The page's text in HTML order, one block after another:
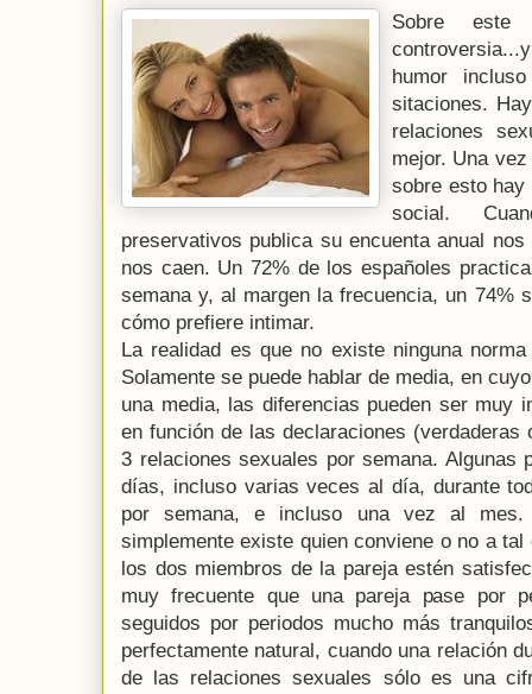
Sobre este
humor
sitaciones.
relaciones
mejor. Una
sobre esto hay
social.
preservativos publica su encuenta anual
nos caen. Un 72% de los españoles
semana y, al margen la frecuencia, un 74%
cómo prefiere intimar.
La realidad es que no existe ninguna
Solamente se puede hablar de media, en
una media, las diferencias pueden ser muy
en función de las declaraciones
3 relaciones sexuales por semana. Algunas
días, incluso varias veces al día, durante
por semana, e incluso una vez al
simplemente existe quien conviene o no a
los dos miembros de la pareja estén
muy frecuente que una pareja pase por
seguidos por periodos mucho más
perfectamente natural, cuando una relación
de las relaciones sexuales sólo es una